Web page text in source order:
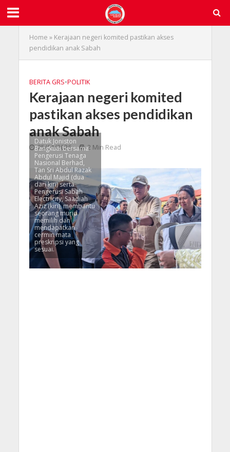
Home » Kerajaan negeri komited pastikan akses
pendidikan anak Sabah
BERITA GRS•POLITIK
Kerajaan negeri komited
pastikan akses pendidikan
anak Sabah
25/01/2026 2 Min Read
Datuk Joniston
Bangkuai bersama
Pengerusi Tenaga
Nasional Berhad,
Tan Sri Abdul Razak
Abdul Majid (dua
dari kiri) serta
Pengerusi Sabah
Electricity, Saadiah
Aziz (kiri), membantu
seorang murid
memilih dan
mendapatkan
cermin mata
preskripsi yang
sesuai.